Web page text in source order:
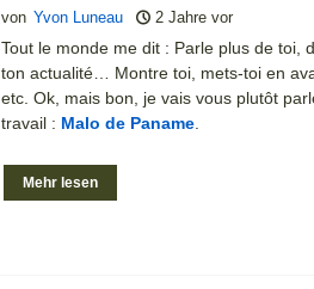
l'artiste Malo de
von Yvon Luneau 2 Jahre vor
Tout le monde me dit : Parle plus de toi,
ton actualité… Montre toi, mets-toi en
etc. Ok, mais bon, je vais vous plutôt
travail : Malo de Paname.
Mehr lesen